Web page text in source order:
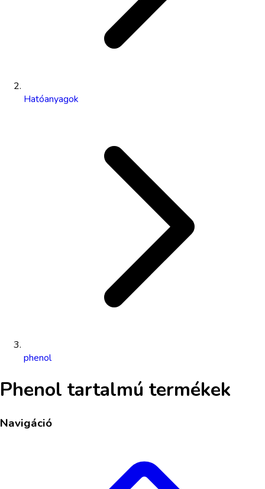
Hatóanyagok
phenol
Phenol tartalmú termékek
Navigáció